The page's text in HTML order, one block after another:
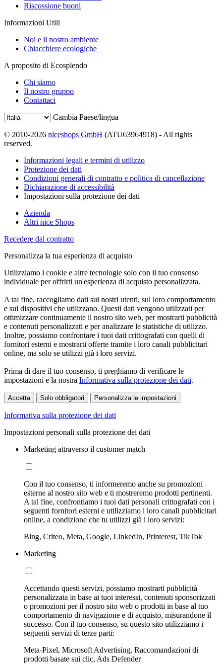
Riscossione buoni
Informazioni Utili
Noi e il nostro ambiente
Chiacchiere ecologiche
A proposito di Ecosplendo
Chi siamo
Il nostro gruppo
Contattaci
Cambia Paese/lingua
© 2010-2026 niceshops GmbH (ATU63964918) - All rights
reserved.
Informazioni legali e termini di utilizzo
Protezione dei dati
Condizioni generali di contratto e politica di cancellazione
Dichiarazione di accessibilità
Impostazioni sulla protezione dei dati
Azienda
Altri nice Shops
Recedere dal contratto
Personalizza la tua esperienza di acquisto
Utilizziamo i cookie e altre tecnologie solo con il tuo consenso
individuale per offrirti un'esperienza di acquisto personalizzata.
A tal fine, raccogliamo dati sui nostri utenti, sul loro comportamento
e sui dispositivi che utilizzano. Questi dati vengono utilizzati per
ottimizzare continuamente il nostro sito web, per mostrarti pubblicità
e contenuti personalizzati e per analizzare le statistiche di utilizzo.
Inoltre, possiamo confrontare i tuoi dati crittografati con quelli di
fornitori esterni e mostrarti offerte tramite i loro canali pubblicitari
online, ma solo se utilizzi già i loro servizi.
Prima di dare il tuo consenso, ti preghiamo di verificare le
impostazioni e la nostra Informativa sulla protezione dei dati.
Accetta Solo obbligatori Personalizza le impostazioni
Informativa sulla protezione dei dati
Impostazioni personali sulla protezione dei dati
Marketing attraverso il customer match
Con il tuo consenso, ti informeremo anche su promozioni
esterne al nostro sito web e ti mostreremo prodotti pertinenti.
A tal fine, confrontiamo i tuoi dati personali crittografati con i
seguenti fornitori esterni e utilizziamo i loro canali pubblicitari
online, a condizione che tu utilizzi già i loro servizi:
Bing, Criteo, Meta, Google, LinkedIn, Printerest, TikTok
Marketing
Accettando questi servizi, possiamo mostrarti pubblicità
personalizzata in base ai tuoi interessi, contenuti sponsorizzati
o promozioni per il nostro sito web o prodotti in base al tuo
comportamento di navigazione e di acquisto, misurandone il
successo. Con il tuo consenso, su questo sito utilizziamo i
seguenti servizi di terze parti:
Meta-Pixel, Microsoft Advertising, Raccomandazioni di
prodotti basate sui clic, Ads Defender